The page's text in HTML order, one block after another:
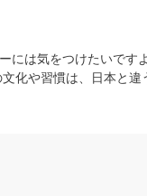
には気をつけたいで
化や習慣は、日本と